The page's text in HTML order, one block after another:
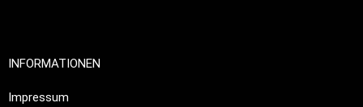
INFORMATIONEN
Impressum